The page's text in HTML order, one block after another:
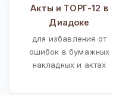
Акты и ТОРГ-12 в
Диадоке
для избавления от
ошибок в бумажных
накладных и актах